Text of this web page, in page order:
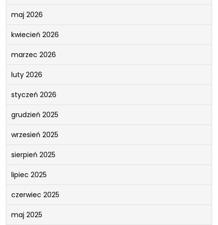
maj 2026
kwiecień 2026
marzec 2026
luty 2026
styczeń 2026
grudzień 2025
wrzesień 2025
sierpień 2025
lipiec 2025
czerwiec 2025
maj 2025